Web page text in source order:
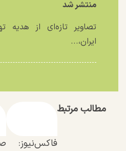
منتشر شد
تصاویر تازه‌ای از هدیه
ایران،...
مطالب مرتبط
فاکس‌نیوز: